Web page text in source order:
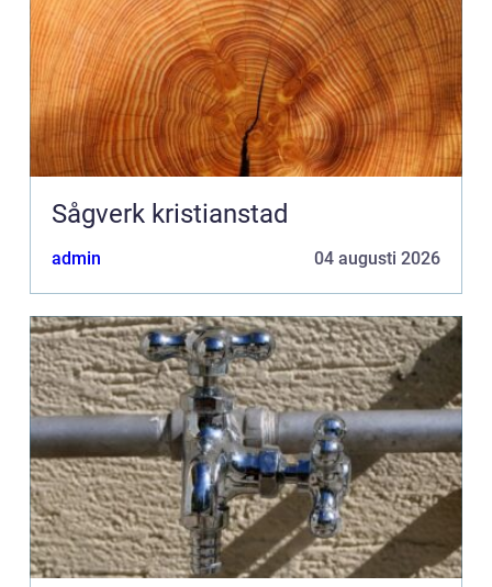
Sågverk kristianstad
admin 04 augusti 2026